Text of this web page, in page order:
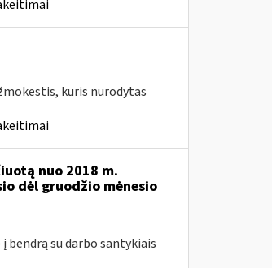
kuris nurodytas
nuo 2018 m.
dėl gruodžio mėnesio
bendrą su darbo santykiais